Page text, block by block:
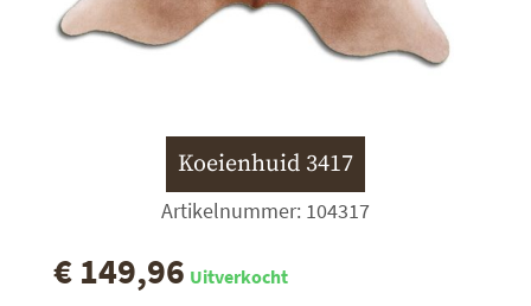
Koeienhuid 3417
Artikelnummer: 104317
€ 149,96 Uitverkocht